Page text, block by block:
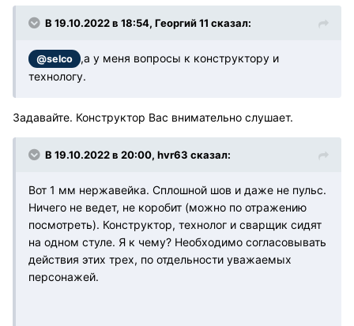
В 19.10.2022 в 18:54, Георгий 11 сказал:
@selco
,а у меня вопросы к конструктору и
технологу.
Задавайте. Конструктор Вас внимательно слушает.
В 19.10.2022 в 20:00, hvr63 сказал:
Вот 1 мм нержавейка. Сплошной шов и даже не пульс.
Ничего не ведет, не коробит (можно по отражению
посмотреть). Конструктор, технолог и сварщик сидят
на одном стуле. Я к чему? Необходимо согласовывать
действия этих трех, по отдельности уважаемых
персонажей.